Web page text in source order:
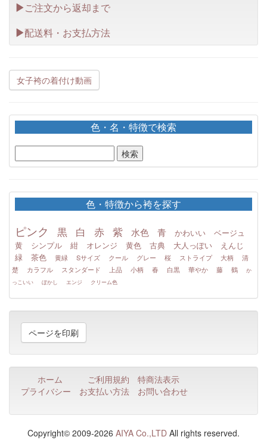
ご注文から返却まで
配送料・お支払方法
女子袴の着付け動画
色・名・特徴で検索
色・特徴から袴を探す
ピンク 黒 白 赤 紫 水色 青 かわいい
ベージュ
黄
シンプル 紺 オレンジ 黄色 古典 大人っぽい
えんじ
緑
茶色 黄緑 Sサイズ クール グレー 桜 ストライプ 大柄
清
楚
カラフル スタンダード 上品 小柄 春 白黒 華やか 藤 鶴
か
っこいい
ぼかし エンジ クリーム色
ページを印刷
ホーム ご利用規約
特商法表示
プライバシー
お支払い方法 お問い合わせ
Copyright© 2009-2026 AIYA Co.,LTD All rights reserved.